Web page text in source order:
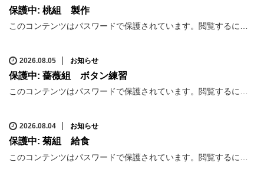
保護中: 桃組 製作
このコンテンツはパスワードで保護されています。閲覧するに…
2026.08.05 お知らせ
保護中: 薔薇組 ボタン練習
このコンテンツはパスワードで保護されています。閲覧するに…
2026.08.04 お知らせ
保護中: 菊組 給食
このコンテンツはパスワードで保護されています。閲覧するに…